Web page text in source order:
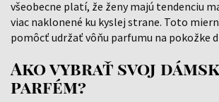
všeobecne platí, že ženy majú tendenciu
viac naklonené ku kyslej strane. Toto
pomôcť udržať vôňu parfumu na pokožke
Ako vybrať svoj
parfém?